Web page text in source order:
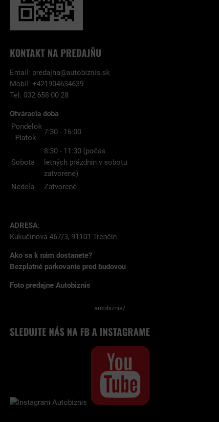
KONTAKT NA PREDAJŇU
Email: predajna@autobiznis.sk
Mobil: +421904634639
Tel: 032 658 00 28
Otváracia doba
Pondelok
- Piatok
7:30 - 16:00
Sobota
8:30 - 11:30 (počas
letných prázdnin v sobotu
zatvorené)
Nedela
Zatvorené
ADRESA:
Kukučínova 467/3, 91101 Trenčín
Ako sa k nám dostanete?
Bezplatné parkovanie pred budovou
Foto predajne Autobiznis
autobiznis/
SLEDUJTE NÁS NA FB A INSTAGRAME